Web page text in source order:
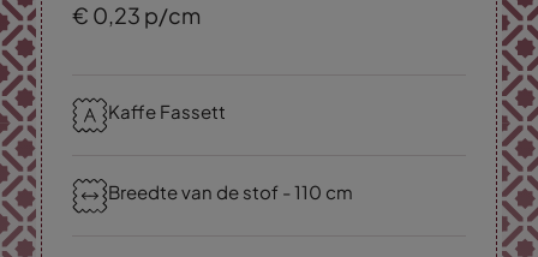
€ 0,23 p/cm
Kaffe Fassett
Breedte van de stof - 110 cm